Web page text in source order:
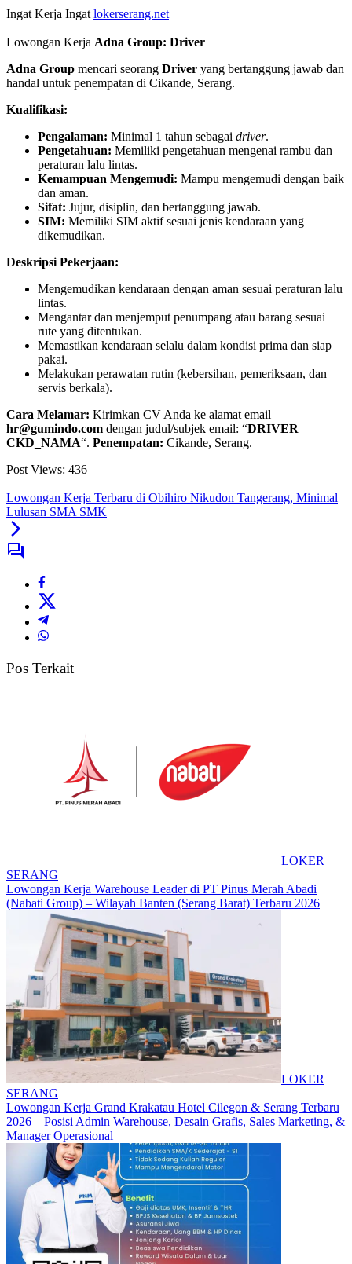
Ingat Kerja Ingat lokerserang.net
Lowongan Kerja Adna Group: Driver
Adna Group mencari seorang Driver yang bertanggung jawab dan
handal untuk penempatan di Cikande, Serang.
Kualifikasi:
Pengalaman: Minimal 1 tahun sebagai driver.
Pengetahuan: Memiliki pengetahuan mengenai rambu dan
peraturan lalu lintas.
Kemampuan Mengemudi: Mampu mengemudi dengan baik
dan aman.
Sifat: Jujur, disiplin, dan bertanggung jawab.
SIM: Memiliki SIM aktif sesuai jenis kendaraan yang
dikemudikan.
Deskripsi Pekerjaan:
Mengemudikan kendaraan dengan aman sesuai peraturan lalu
lintas.
Mengantar dan menjemput penumpang atau barang sesuai
rute yang ditentukan.
Memastikan kendaraan selalu dalam kondisi prima dan siap
pakai.
Melakukan perawatan rutin (kebersihan, pemeriksaan, dan
servis berkala).
Cara Melamar: Kirimkan CV Anda ke alamat email
hr@gumindo.com dengan judul/subjek email: “DRIVER
CKD_NAMA“. Penempatan: Cikande, Serang.
Post Views: 436
Lowongan Kerja Terbaru di Obihiro Nikudon Tangerang, Minimal
Lulusan SMA SMK
Pos Terkait
LOKER
SERANG
Lowongan Kerja Warehouse Leader di PT Pinus Merah Abadi
(Nabati Group) – Wilayah Banten (Serang Barat) Terbaru 2026
LOKER
SERANG
Lowongan Kerja Grand Krakatau Hotel Cilegon & Serang Terbaru
2026 – Posisi Admin Warehouse, Desain Grafis, Sales Marketing, &
Manager Operasional